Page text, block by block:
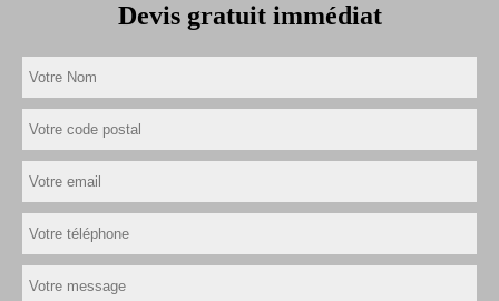
Devis gratuit immédiat